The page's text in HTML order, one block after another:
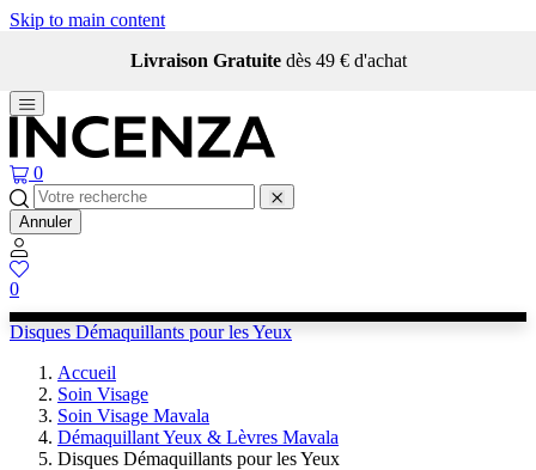
Skip to main content
Livraison Gratuite dès 49 € d'achat
0
Annuler
0
Disques Démaquillants pour les Yeux
Accueil
Soin Visage
Soin Visage Mavala
Démaquillant Yeux & Lèvres Mavala
Disques Démaquillants pour les Yeux